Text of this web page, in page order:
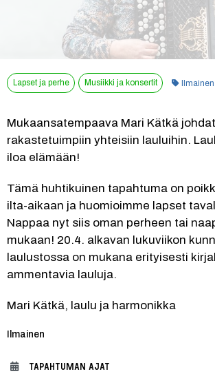
Lapset ja perhe Musiikki ja konsertit Kategoria:
Ilmainen
Mukaansatempaava Mari Kätkä
rakastetuimpiin yhteisiin lauluihin.
iloa elämään!
Tämä huhtikuinen tapahtuma on
ilta-aikaan ja huomioimme lapset
Nappaa nyt siis oman perheen tai
mukaan! 20.4. alkavan lukuviikon
laulustossa on mukana erityisesti
ammentavia lauluja.
Mari Kätkä, laulu ja harmonikka
Kategoria:
Ilmainen
TAPAHTUMAN AJAT